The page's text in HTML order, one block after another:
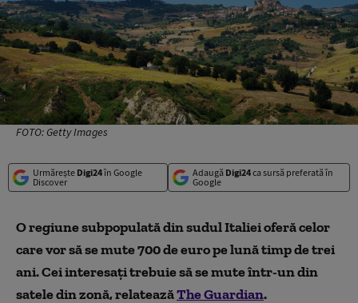
FOTO: Getty Images
Urmărește Digi24în Google
Discover
Adaugă Digi24ca sursă preferată în
Google
O regiune subpopulată din sudul Italiei oferă celor
care vor să se mute 700 de euro pe lună timp de trei
ani. Cei interesaţi trebuie să se mute într-un din
satele din zonă, relateazăThe Guardian.